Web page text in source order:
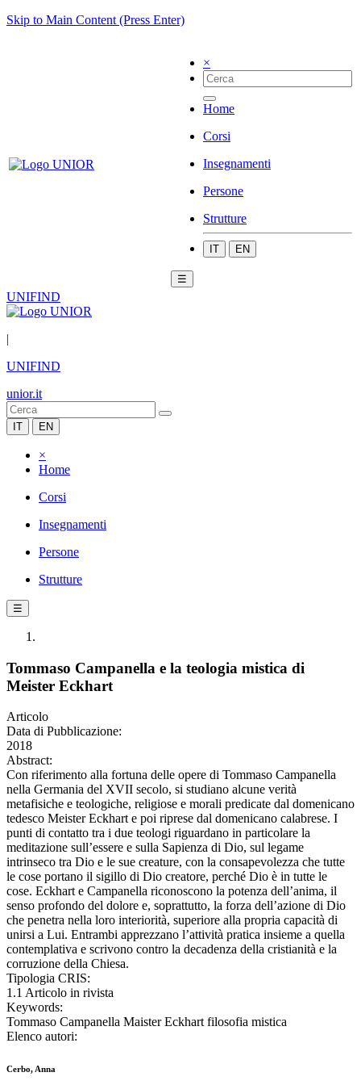
Skip to Main Content (Press Enter)
×
Home
Corsi
Insegnamenti
Persone
Strutture
IT EN
☰
UNIFIND
|
UNIFIND
unior.it
IT EN
×
Home
Corsi
Insegnamenti
Persone
Strutture
☰
Tommaso Campanella e la teologia mistica di
Meister Eckhart
Articolo
Data di Pubblicazione:
2018
Abstract:
Con riferimento alla fortuna delle opere di Tommaso Campanella
nella Germania del XVII secolo, si studiano alcune verità
metafisiche e teologiche, religiose e morali predicate dal domenicano
tedesco Meister Eckhart e poi riprese dal domenicano calabrese. I
punti di contatto tra i due teologi riguardano in particolare la
meditazione sull’essere e sulla Sapienza di Dio, sul legame
intrinseco tra Dio e le sue creature, con la consapevolezza che tutte
le cose portano il sigillo di Dio creatore, perché Dio è in tutte le
cose. Eckhart e Campanella riconoscono la potenza dell’anima, il
senso profondo del dolore e, soprattutto, la forza dell’azione di Dio
che penetra nella loro interiorità, superiore alla propria capacità di
unirsi a Lui. Entrambi apprezzano l’attività pratica insieme a quella
contemplativa e scrivono contro la decadenza della cristianità e la
corruzione della Chiesa.
Tipologia CRIS:
1.1 Articolo in rivista
Keywords:
Tommaso Campanella Maister Eckhart filosofia mistica
Elenco autori:
Cerbo, Anna